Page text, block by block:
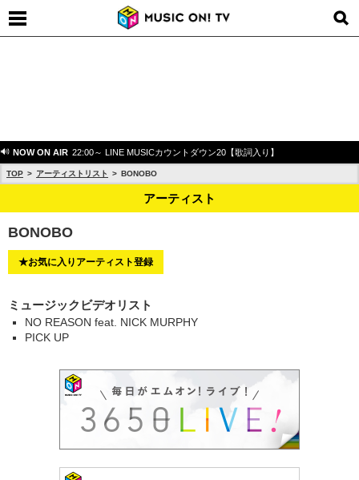
NOW ON AIR 22:00～ LINE MUSICカウントダウン20【歌詞入り】
TOP アーティストリスト BONOBO
アーティスト
BONOBO
★お気に入りアーティスト登録
ミュージックビデオリスト
NO REASON feat. NICK MURPHY
PICK UP